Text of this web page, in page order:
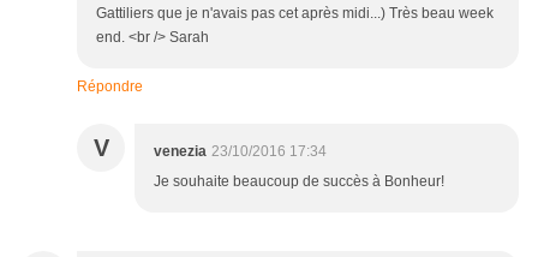
Gattiliers que je n'avais pas cet après midi...) Très beau week
end. <br /> Sarah
Répondre
V venezia 23/10/2016 17:34
Je souhaite beaucoup de succès à Bonheur!